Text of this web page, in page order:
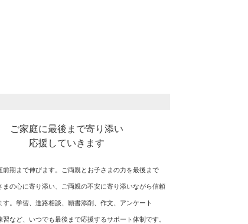
ご家庭に最後まで寄り添い
応援していきます
前期まで伸びます。ご両親とお子さまの力を最後まで
まの心に寄り添い、ご両親の不安に寄り添いながら信頼
す。学習、進路相談、願書添削、作文、アンケート
習など、いつでも最後まで応援するサポート体制です。